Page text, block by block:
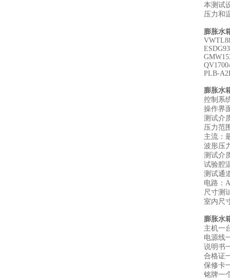
本测试
压力和
膨胀水
PLB-
膨胀水
控制系
操作界
测试介
压力范
主流：
波形压
测试介
试验腔
测试通
电路：
尺寸测
室内尺
膨胀水
主机一
电源线
说明书
合格证
保修卡
铭牌一